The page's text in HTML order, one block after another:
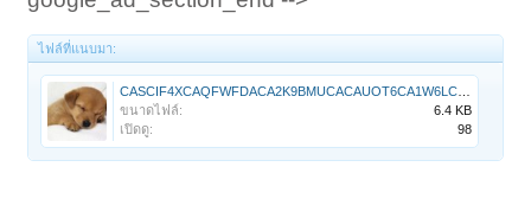
ไฟล์ที่แนบมา:
ขนาดไฟล์:
6.4 KB
เปิดดู:
98